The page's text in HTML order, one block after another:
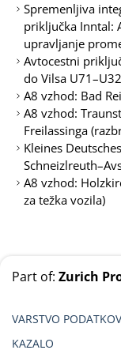
Spremenljiva
priključka Inntal:
upravljanje
Avtocestni
do Vilsa U71–U32
A8 vzhod: Bad
A8 vzhod:
Freilassinga
Kleines
A8 vzhod:
za težka vozila)
Part of: Zurich
VARSTVO PODATKOV
KAZALO